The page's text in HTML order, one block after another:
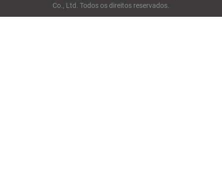
Co., Ltd. Todos os direitos reservados.